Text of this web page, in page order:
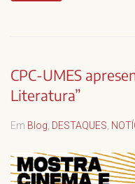
CPC-UMES
Literatura”
Em Blog DESTAQUES